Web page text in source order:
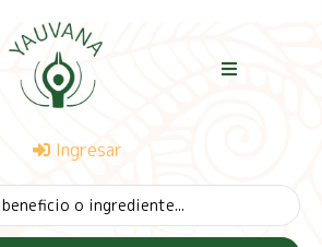
Ingresar